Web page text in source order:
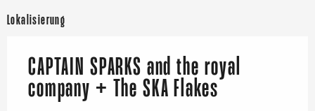
Lokalisierung
CAPTAIN SPARKS and the royal
company + The SKA Flakes